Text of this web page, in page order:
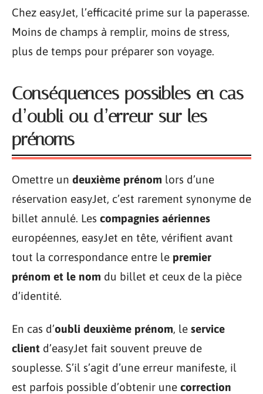
Chez easyJet, l’efficacité prime sur la paperasse.
Moins de champs à remplir, moins de stress,
plus de temps pour préparer son voyage.
Conséquences possibles en cas
d’oubli ou d’erreur sur les
prénoms
Omettre un deuxième prénom lors d’une
réservation easyJet, c’est rarement synonyme de
billet annulé. Les compagnies aériennes
européennes, easyJet en tête, vérifient avant
tout la correspondance entre le premier
prénom et le nom du billet et ceux de la pièce
d’identité.
En cas d’oubli deuxième prénom, le service
client d’easyJet fait souvent preuve de
souplesse. S’il s’agit d’une erreur manifeste, il
est parfois possible d’obtenir une correction